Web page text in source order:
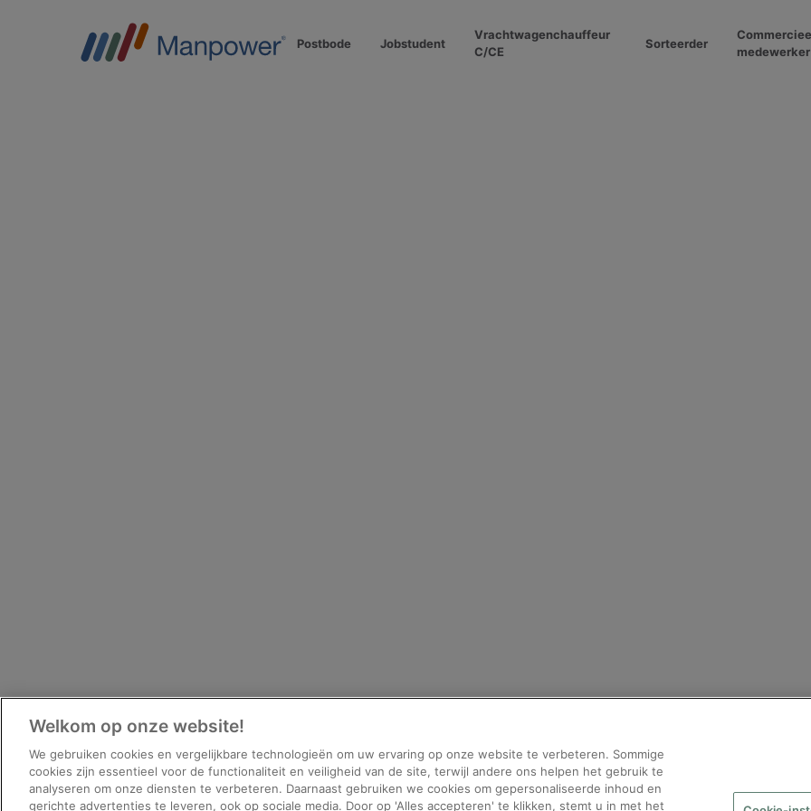
Postbode Jobstudent
Vrachtwagenchauffeur
C/CE
Sorteerder
medewerker
Vragen over werken bij bpost?
Neem gerust contact op met onze recruiters:
Welkom op onze website!
We gebruiken cookies en vergelijkbare technologieën om uw ervaring op onze website te verbeteren. Sommige
cookies zijn essentieel voor de functionaliteit en veiligheid van de site, terwijl andere ons helpen het gebruik te
analyseren om onze diensten te verbeteren. Daarnaast gebruiken we cookies om gepersonaliseerde inhoud en
gerichte advertenties te leveren, ook op sociale media. Door op 'Alles accepteren' te klikken, stemt u in met het